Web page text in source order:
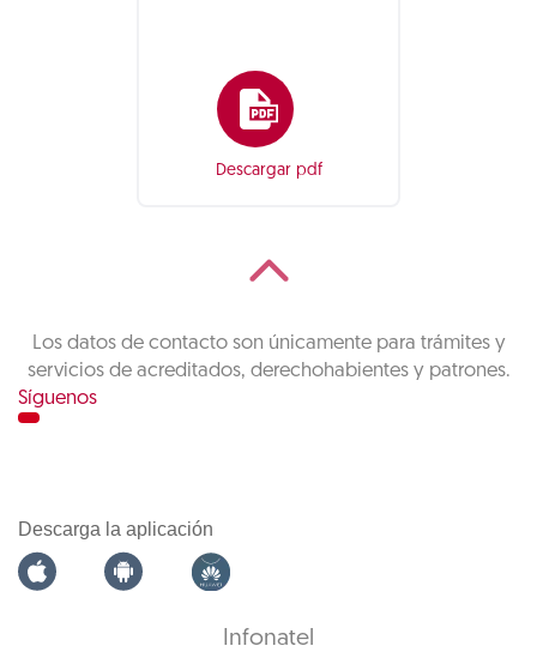
Descargar pdf
Los datos de contacto son únicamente para trámites y
servicios de acreditados, derechohabientes y patrones.
Síguenos
Descarga la aplicación
Infonatel